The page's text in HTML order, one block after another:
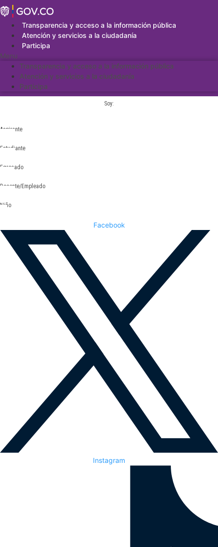
Saltar
al
contenidoTransparencia y acceso a la información pública
Atención y servicios a la ciudadanía
Participa
Menu
Transparencia y acceso a la información pública
Atención y servicios a la ciudadanía
Participa
Soy:
Aspirante
Estudiante
Egresado
Docente/Empleado
Niño
Facebook
Instagram